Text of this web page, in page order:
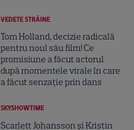
VEDETE STRĂINE
Tom Holland, decizie radicală
pentru noul său film! Ce
promisiune a făcut actorul
după momentele virale în care
a făcut senzație prin dans
SKYSHOWTIME
Scarlett Johansson și Kristin